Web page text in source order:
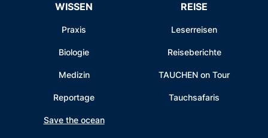
WISSEN
Praxis
Biologie
Medizin
Reportage
Save the ocean
REISE
Leserreisen
Reiseberichte
TAUCHEN on Tour
Tauchsafaris